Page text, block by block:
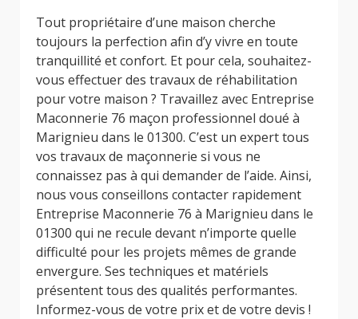
Tout propriétaire d’une maison cherche
toujours la perfection afin d’y vivre en toute
tranquillité et confort. Et pour cela, souhaitez-
vous effectuer des travaux de réhabilitation
pour votre maison ? Travaillez avec Entreprise
Maconnerie 76 maçon professionnel doué à
Marignieu dans le 01300. C’est un expert tous
vos travaux de maçonnerie si vous ne
connaissez pas à qui demander de l’aide. Ainsi,
nous vous conseillons contacter rapidement
Entreprise Maconnerie 76 à Marignieu dans le
01300 qui ne recule devant n’importe quelle
difficulté pour les projets mêmes de grande
envergure. Ses techniques et matériels
présentent tous des qualités performantes.
Informez-vous de votre prix et de votre devis !